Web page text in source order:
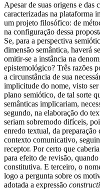
Apesar de suas origens e das
caracterizadas na plataforma
um projeto filosófico: de
na configuração dessa
Se, para a perspectiva
dimensão semântica, haverá
omitir-se a instância na
epistemológico? Três razões
a circunstância de sua
implicitude do nome, visto
plano semiótico, de tal sorte
semânticas implicariam,
segundo, na elaboração do
seriam sobremodo difíceis,
enredo textual, da preparação
contexto comunicativo,
receptor. Por certo que
para efeito de revisão,
constitutiva. E terceiro, o
logo a pergunta sobre os
adotada a expressão